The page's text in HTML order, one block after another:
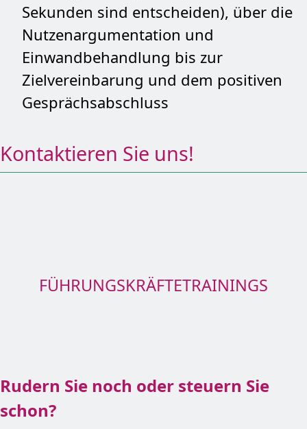
Sekunden sind entscheiden), über die
Nutzenargumentation und
Einwandbehandlung bis zur
Zielvereinbarung und dem positiven
Gesprächsabschluss
Kontaktieren Sie uns!
FÜHRUNGSKRÄFTETRAININGS
Rudern Sie noch oder steuern Sie
schon?